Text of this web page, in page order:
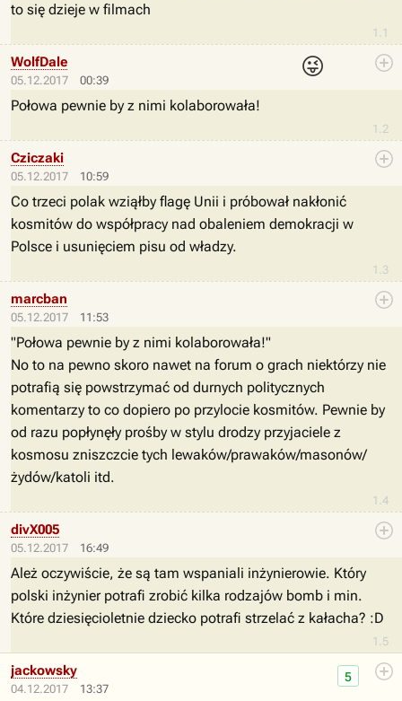
1.1
to się dzieje w filmach
05.12.2017 00:39
😜
1.2
WolfDale
Połowa pewnie by z nimi kolaborowała!
05.12.2017 10:59
1.3
Cziczaki
Co trzeci polak wziąłby flagę Unii i próbował nakłonić
kosmitów do współpracy nad obaleniem demokracji w
Polsce i usunięciem pisu od władzy.
05.12.2017 11:53
1.4
marcban
"Połowa pewnie by z nimi kolaborowała!"
No to na pewno skoro nawet na forum o grach niektórzy nie
potrafią się powstrzymać od durnych politycznych
komentarzy to co dopiero po przylocie kosmitów. Pewnie by
od razu popłynęły prośby w stylu drodzy przyjaciele z
kosmosu zniszczcie tych lewaków/prawaków/masonów/
żydów/katoli itd.
05.12.2017 16:49
1.5
divX005
Ależ oczywiście, że są tam wspaniali inżynierowie. Który
polski inżynier potrafi zrobić kilka rodzajów bomb i min.
Które dziesięcioletnie dziecko potrafi strzelać z kałacha? :D
04.12.2017 13:37
5
jackowsky